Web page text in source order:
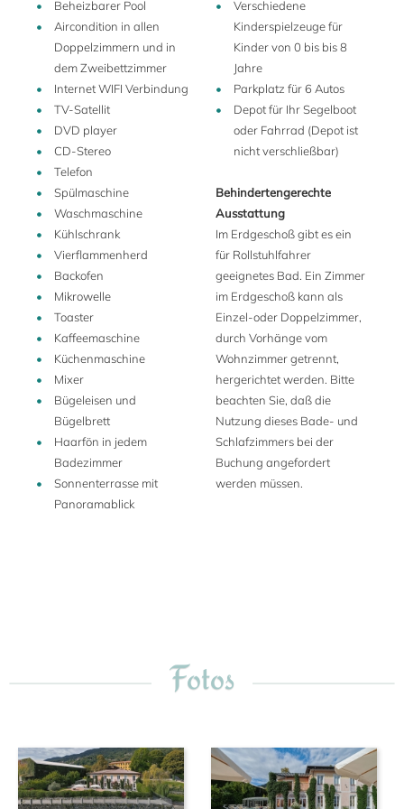
Bootfahren, Segeln, Windsurfen, Wandern, Golfen, Tennis
spielen, Mountainbike fahren und Reiten. Das nahe
gelegene Menaggio hat eine Fähranlegestelle mit
Verbindungen nach Bellagio, der „Perle des Sees“ und
nach Varenna, bekannt für seine farbenfrohen Häuser. Die
Villa Carlotta, eine der schönsten Villen am See mit ihren
botanischen Gärten und Kunstschätzen, liegt 20 Minuten
entfernt in Tremezzo.
Beheizbarer Pool
Aircondition in allen
Doppelzimmern und in
dem Zweibettzimmer
Internet WIFI Verbindung
TV-Satellit
DVD player
CD-Stereo
Telefon
Spülmaschine
Waschmaschine
Kühlschrank
Vierflammenherd
Backofen
Mikrowelle
Toaster
Kaffeemaschine
Küchenmaschine
Mixer
Bügeleisen und
Bügelbrett
Haarfön in jedem
Badezimmer
Sonnenterrasse mit
Panoramablick
Verschiedene
Kinderspielzeuge für
Kinder von 0 bis bis 8
Jahre
Parkplatz für 6 Autos
Depot für Ihr Segelboot
oder Fahrrad (Depot ist
nicht verschließbar)
Behindertengerechte
Ausstattung
Im Erdgeschoß gibt es ein
für Rollstuhlfahrer
geeignetes Bad. Ein Zimmer
im Erdgeschoß kann als
Einzel-oder Doppelzimmer,
durch Vorhänge vom
Wohnzimmer getrennt,
hergerichtet werden. Bitte
beachten Sie, daß die
Nutzung dieses Bade- und
Schlafzimmers bei der
Buchung angefordert
werden müssen.
Fotos